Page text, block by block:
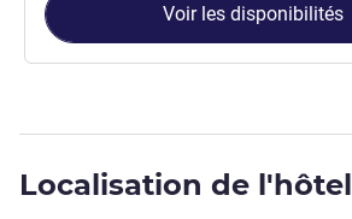
Voir les disponibilités
Localisation de l'hôtel